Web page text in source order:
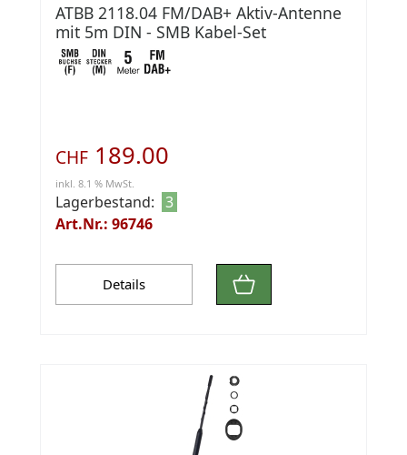
ATBB 2118.04 FM/DAB+ Aktiv-Antenne
mit 5m DIN - SMB Kabel-Set
CHF 189.00
inkl. 8.1 % MwSt.
Lagerbestand: 3
Art.Nr.: 96746
Details